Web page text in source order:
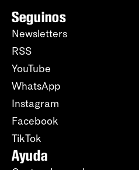
Seguinos
Newsletters
RSS
YouTube
WhatsApp
Instagram
Facebook
TikTok
Ayuda